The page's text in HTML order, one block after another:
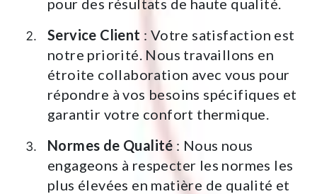
pour des résultats de haute qualité.
Service Client : Votre satisfaction est
notre priorité. Nous travaillons en
étroite collaboration avec vous pour
répondre à vos besoins spécifiques et
garantir votre confort thermique.
Normes de Qualité : Nous nous
engageons à respecter les normes les
plus élevées en matière de qualité et